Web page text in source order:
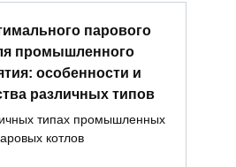
парового
промышленного
особенности и
различных типов
типах промышленных
котлов